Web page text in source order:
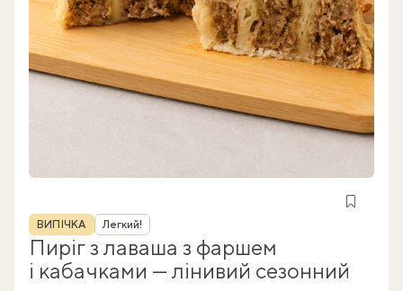
Рубрика
ВИПІЧКА Легкий!
Пиріг з лаваша з фаршем
і кабачками — лінивий сезонний